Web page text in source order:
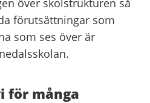
över skolstrukturen så
förutsättningar som
som ses över är
för många